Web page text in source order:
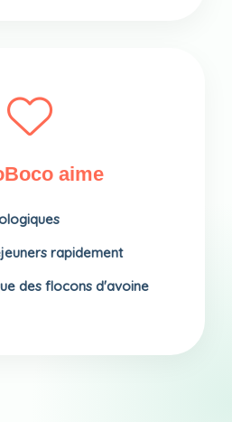
aime
rapidement
des flocons d'avoine